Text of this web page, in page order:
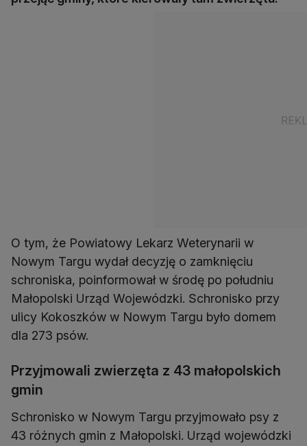
O tym, że Powiatowy Lekarz Weterynarii w
Nowym Targu wydał decyzję o zamknięciu
schroniska, poinformował w środę po południu
Małopolski Urząd Wojewódzki. Schronisko przy
ulicy Kokoszków w Nowym Targu było domem
dla 273 psów.
Przyjmowali zwierzęta z 43 małopolskich
gmin
Schronisko w Nowym Targu przyjmowało psy z
43 różnych gmin z Małopolski. Urząd wojewódzki